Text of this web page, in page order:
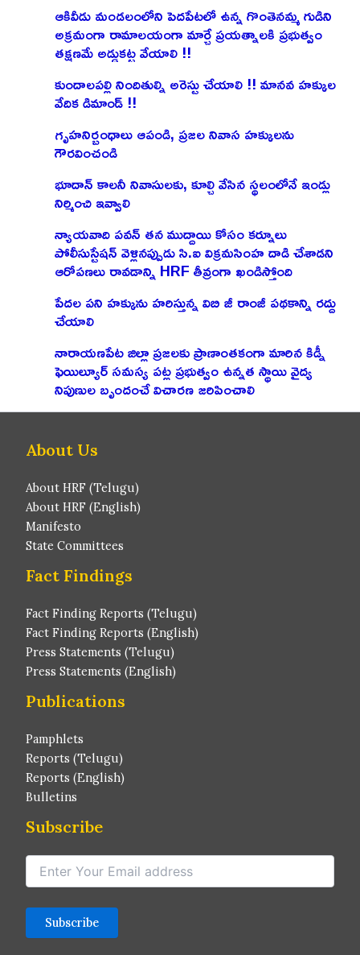
ఆకివీడు మండలంలోని పెదపేటలో ఉన్న గొంతెనమ్మ గుడిని
అక్రమంగా రామాలయంగా మార్చే ప్రయత్నాలకి ప్రభుత్వం
తక్షణమే అడ్డుకట్ట వేయాలి !!
కుందాలపల్లి నిందితుల్ని అరెస్టు చేయాలి !! మానవ హక్కుల
వేదిక డిమాండ్ !!
గృహనిర్బంధాలు ఆపండి, ప్రజల నివాస హక్కులను
గౌరవించండి
భూదాన్ కాలనీ నివాసులకు, కూల్చి వేసిన స్థలంలోనే ఇండ్లు
నిర్మించి ఇవ్వాలి
న్యాయవాది పవన్ తన ముద్దాయి కోసం కర్నూలు
పోలీసుస్టేషన్ వెళ్లినప్పుడు సి.ఐ విక్రమసింహ దాడి చేశాడని
ఆరోపణలు రావడాన్ని HRF తీవ్రంగా ఖండిస్తోంది
పేదల పని హక్కును హరిస్తున్న విబి జీ రాంజీ పథకాన్ని రద్దు
చేయాలి
నారాయణపేట జిల్లా ప్రజలకు ప్రాణాంతకంగా మారిన కిడ్నీ
ఫెయిల్యూర్ సమస్య పట్ల ప్రభుత్వం ఉన్నత స్థాయి వైద్య
నిపుణుల బృందంచే విచారణ జరిపించాలి
About Us
About HRF (Telugu)
About HRF (English)
Manifesto
State Committees
Fact Findings
Fact Finding Reports (Telugu)
Fact Finding Reports (English)
Press Statements (Telugu)
Press Statements (English)
Publications
Pamphlets
Reports (Telugu)
Reports (English)
Bulletins
Subscribe